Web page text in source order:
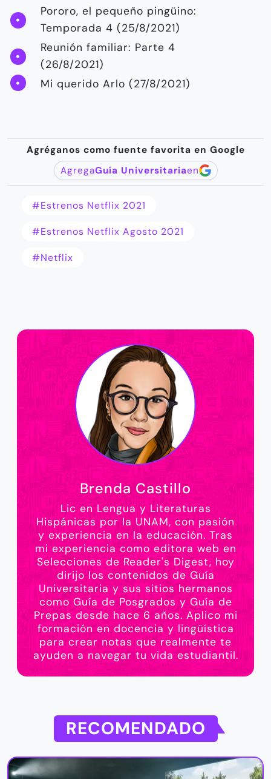
Pororo, el pequeño pingüino:
Temporada 4 (25/8/2021)
Reunión familiar: Parte 4
(26/8/2021)
Mi querido Arlo (27/8/2021)
Agréganos como fuente favorita en Google
AgregaGuía Universitariaen
#Estrenos Netflix 2021
#Estrenos Netflix Agosto 2021
#netflix
Brenda Castillo
Lic en Lengua y Literaturas
Hispánicas por la UNAM, con pasión
y experiencia en la educación. Tras
mi experiencia como editora web en
Selecciones de Reader's Digest, hoy
dirijo los contenidos de Guía
Universitaria y sus sitios hermanos
como Guía de Posgrados y Guía de
Prepas desde hace 6 años. Aplico mi
formación en docencia y lingüística
para crear notas que realmente te
ayuden a navegar tu vida estudiantil.
RECOMENDADO